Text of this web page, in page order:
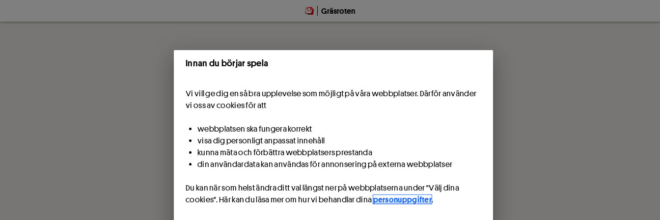
Gräsroten
Innan du börjar spela
Vi vill ge dig en så bra upplevelse som möjligt på våra webbplatser. Därför använder
vi oss av cookies för att
webbplatsen ska fungera korrekt
visa dig personligt anpassat innehåll
kunna mäta och förbättra webbplatsers prestanda
din användardata kan användas för annonsering på externa webbplatser
Du kan när som helst ändra ditt val längst ner på webbplatserna under "Välj dina
cookies". Här kan du läsa mer om hur vi behandlar dinapersonuppgifter.